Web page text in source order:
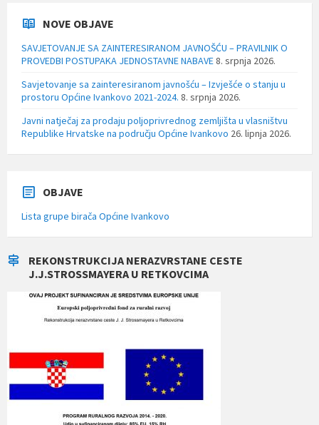
NOVE OBJAVE
SAVJETOVANJE SA ZAINTERESIRANOM JAVNOŠĆU – PRAVILNIK O
PROVEDBI POSTUPAKA JEDNOSTAVNE NABAVE8. srpnja 2026.
Savjetovanje sa zainteresiranom javnošću – Izvješće o stanju u
prostoru Općine Ivankovo 2021-2024. 8. srpnja 2026.
Javni natječaj za prodaju poljoprivrednog zemljišta u vlasništvu
Republike Hrvatske na području Općine Ivankovo 26. lipnja 2026.
OBJAVE
Lista grupe birača Općine Ivankovo
REKONSTRUKCIJA NERAZVRSTANE CESTE
J.J.STROSSMAYERA U RETKOVCIMA